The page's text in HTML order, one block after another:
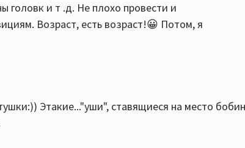
головк и т .д. Не плохо провести и
Возраст, есть возраст!😀 Потом, я
Этакие..."уши", ставящиеся на место